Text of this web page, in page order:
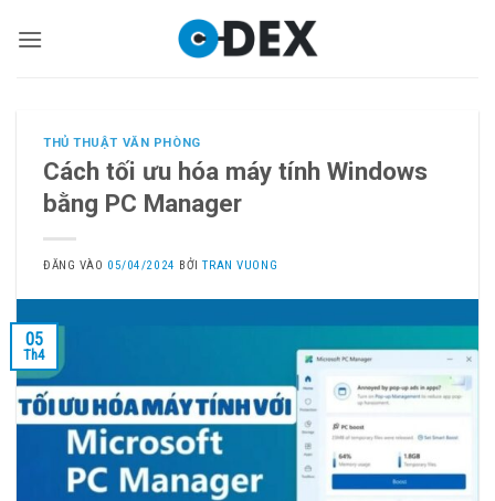
qua
THỦ THUẬT VĂN PHÒNG
Cách tối ưu hóa máy tính Windows
bằng PC Manager
ĐĂNG VÀO 05/04/2024 BỞITRAN VUONG
05
Th4